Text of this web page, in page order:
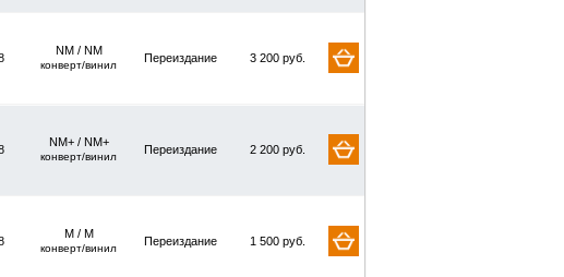
NM / NM
конверт/винил
Переиздание 3 200 руб.
NM+ / NM+
конверт/винил
Переиздание 2 200 руб.
M / M
конверт/винил
Переиздание 1 500 руб.